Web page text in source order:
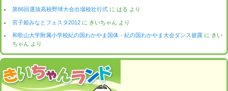
第86回選抜高校野球大会出場校壮行式 にはる より
宮子姫みなとフェスタ2012 に きいちゃん より
和歌山大学附属小学校紀の国わかやま国体・紀の国わかやま大会ダンス披露 に きい
ちゃん より